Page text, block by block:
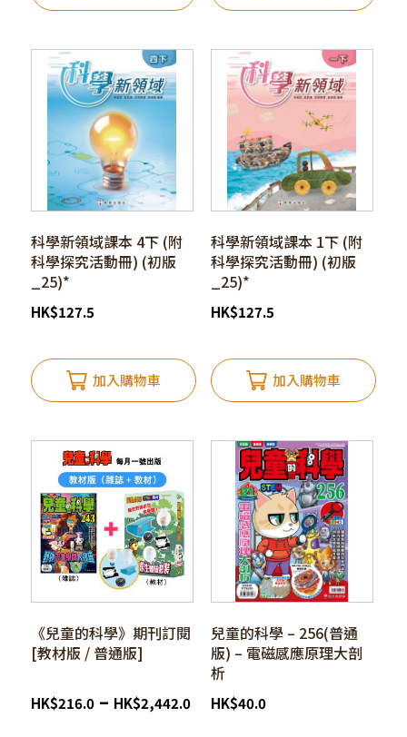
科學新領域課本 4下 (附
科學探究活動冊) (初版
_25)*
HK$127.5
加入購物車
科學新領域課本 1下 (附
科學探究活動冊) (初版
_25)*
HK$127.5
加入購物車
《兒童的科學》期刊訂閱
[教材版 / 普通版]
HK$216.0– HK$2,442.0
兒童的科學 – 256(普通
版) – 電磁感應原理大剖
析
HK$40.0